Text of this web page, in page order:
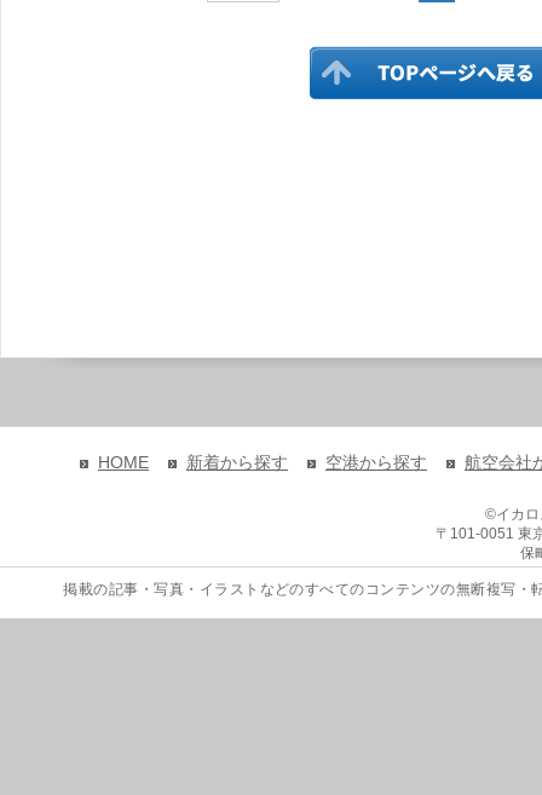
HOME 新着から探す 空港から探す 航空会社
©イカ
〒101-0051 東
保
掲載の記事・写真・イラストなどのすべてのコンテンツの無断複